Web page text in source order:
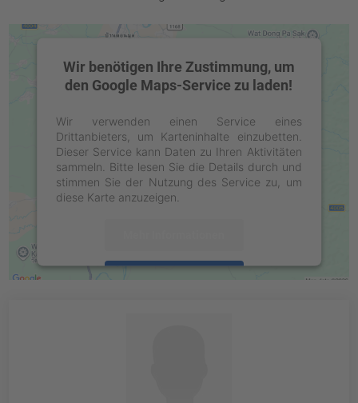
Wir benötigen Ihre Zustimmung, um
den Google Maps-Service zu laden!
Wir verwenden einen Service eines
Drittanbieters, um Karteninhalte einzubetten.
Dieser Service kann Daten zu Ihren Aktivitäten
sammeln. Bitte lesen Sie die Details durch und
stimmen Sie der Nutzung des Service zu, um
diese Karte anzuzeigen.